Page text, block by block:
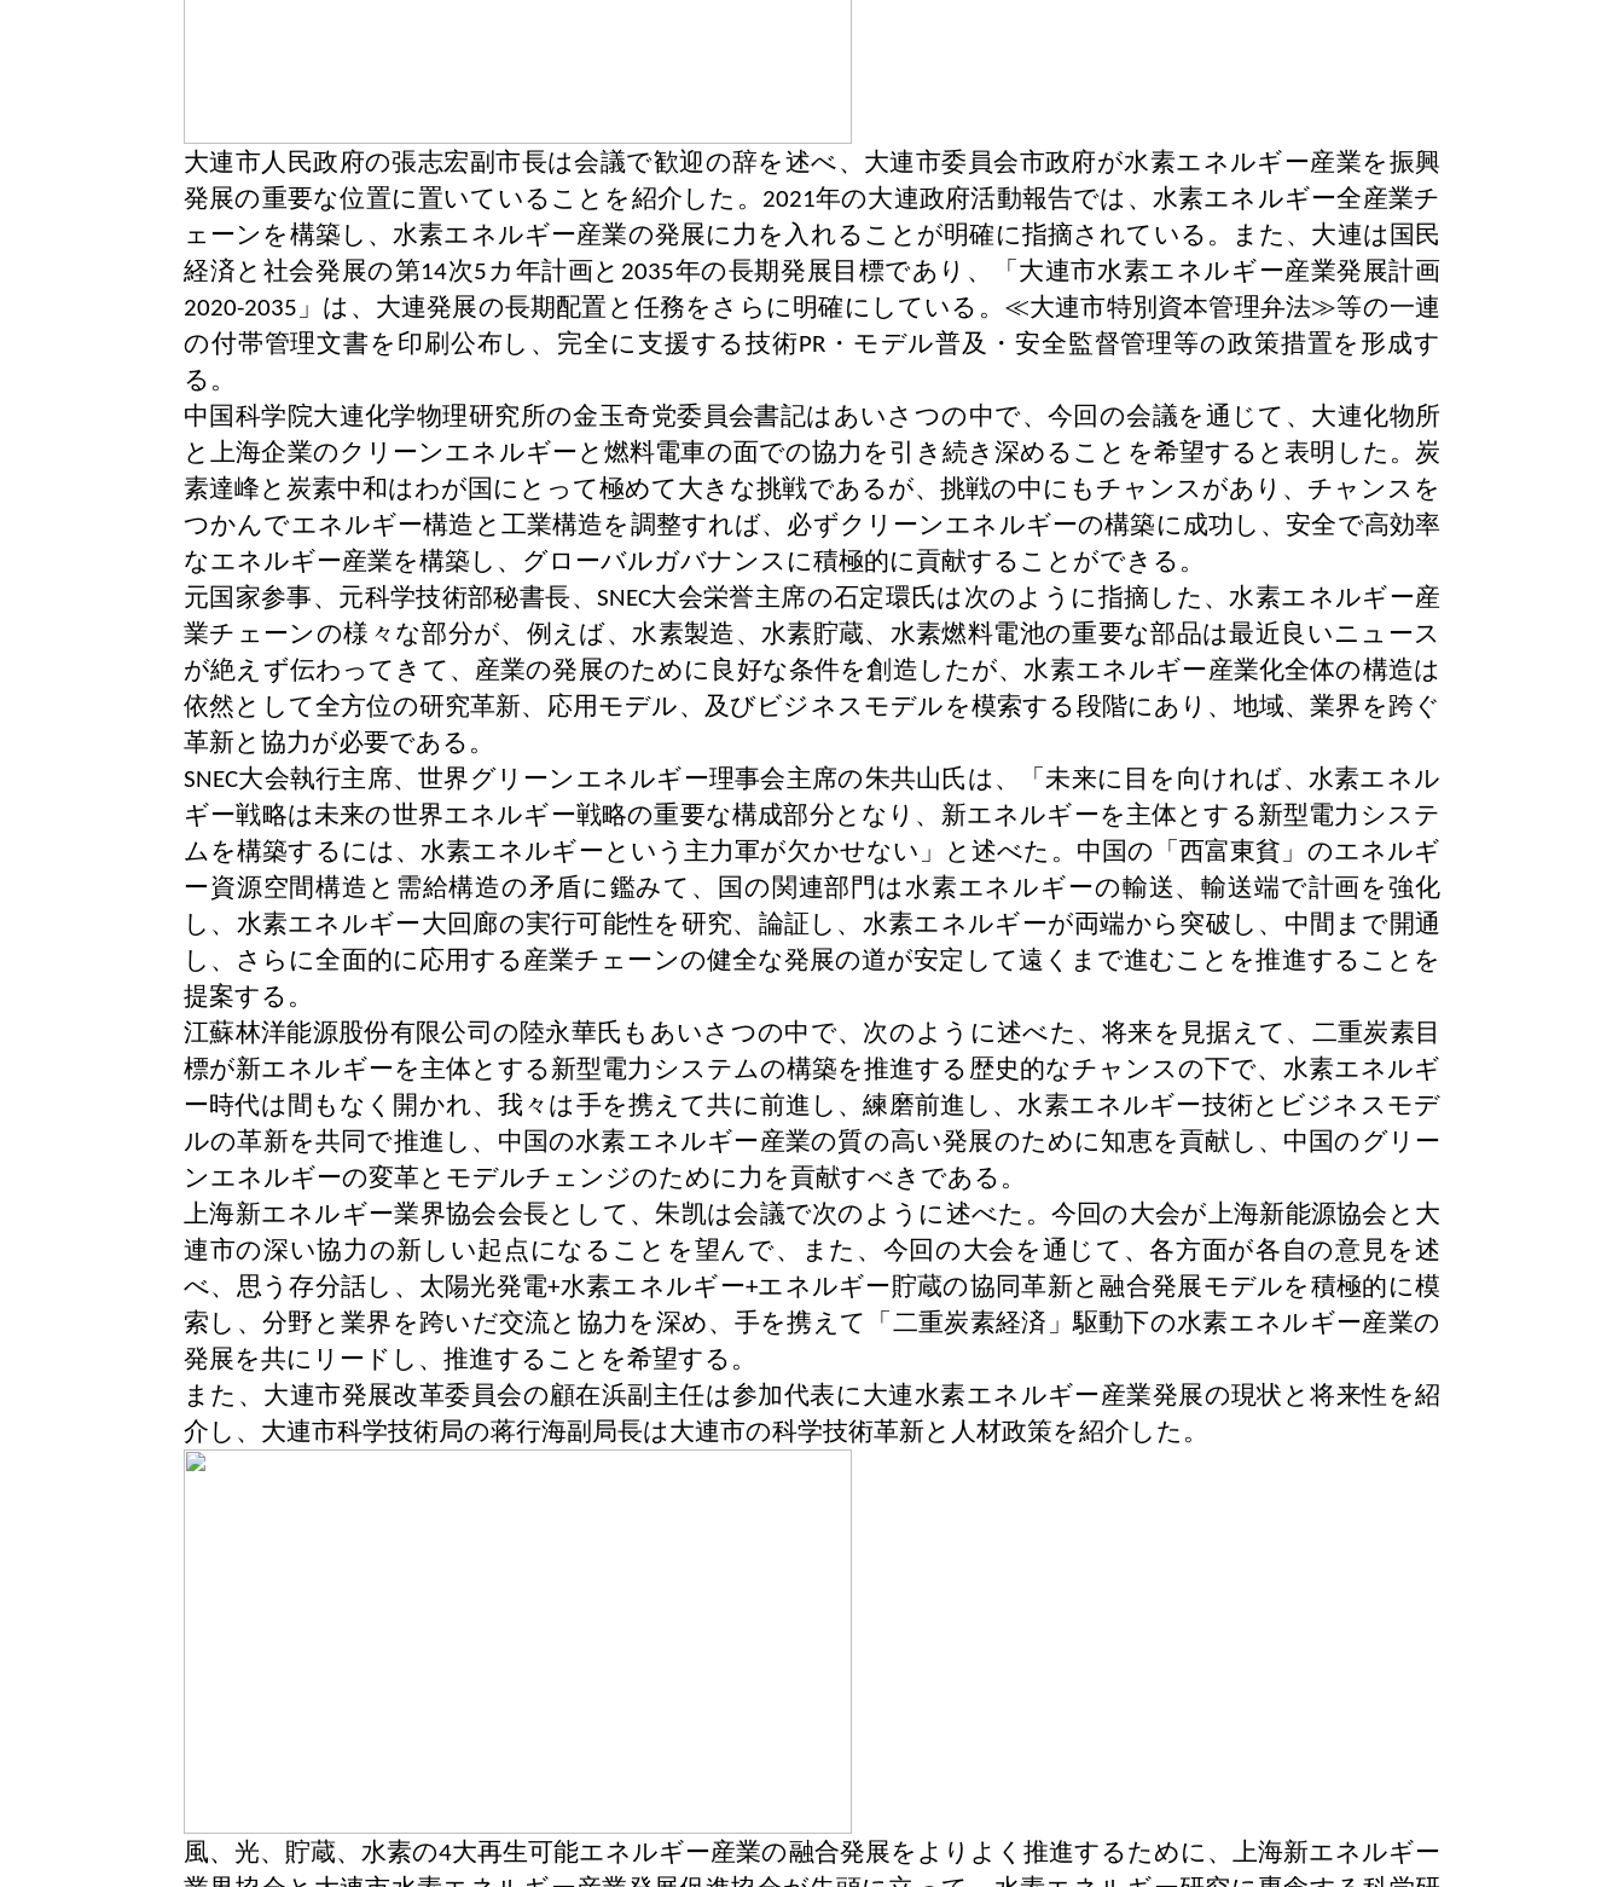
大連市人民政府の張志宏副市長は会議で歓迎の辞を述べ、大連市委員会市政府が水素エネルギー産業を振興
発展の重要な位置に置いていることを紹介した。
2021年の大連政府活動報告では、水素エネルギー全産業チ
ェーンを構築し、水素エネルギー産業の発展に力を入れることが明確に指摘されている。また、大連は国民
経済と社会発展の第14次5カ年計画と 2035年の長期発展目標であり、「大連市水素エネルギー産業発展計画
2020-2035 」は、大連発展の長期配置と任務をさらに明確にしている。≪大連市特別資本管理弁法≫等の一連
の付帯管理文書を印刷公布し、完全に支援する技術PR ・モデル普及・安全監督管理等の政策措置を形成す
る。
中国科学院大連化学物理研究所の金玉奇党委員会書記はあいさつの中で、今回の会議を通じて、大連化物所
と上海企業のクリーンエネルギーと燃料電車の面での協力を引き続き深めることを希望すると表明した。炭
素達峰と炭素中和はわが国にとって極めて大きな挑戦であるが、挑戦の中にもチャンスがあり、チャンスを
つかんでエネルギー構造と工業構造を調整すれば、必ずクリーンエネルギーの構築に成功し、安全で高効率
なエネルギー産業を構築し、グローバルガバナンスに積極的に貢献することができる。
元国家参事、元科学技術部秘書長、 SNEC大会栄誉主席の石定環氏は次のように指摘した、水素エネルギー産
業チェーンの様々な部分が、例えば、水素製造、水素貯蔵、水素燃料電池の重要な部品は最近良いニュース
が絶えず伝わってきて、産業の発展のために良好な条件を創造したが、水素エネルギー産業化全体の構造は
依然として全方位の研究革新、応用モデル、及びビジネスモデルを模索する段階にあり、地域、業界を跨ぐ
革新と協力が必要である。
SNEC大会執行主席、世界グリーンエネルギー理事会主席の朱共山氏は、「未来に目を向ければ、水素エネル
ギー戦略は未来の世界エネルギー戦略の重要な構成部分となり、新エネルギーを主体とする新型電力システ
ムを構築するには、水素エネルギーという主力軍が欠かせない」と述べた。中国の「西富東貧」のエネルギ
ー資源空間構造と需給構造の矛盾に鑑みて、国の関連部門は水素エネルギーの輸送、輸送端で計画を強化
し、水素エネルギー大回廊の実行可能性を研究、論証し、水素エネルギーが両端から突破し、中間まで開通
し、さらに全面的に応用する産業チェーンの健全な発展の道が安定して遠くまで進むことを推進することを
提案する。
江蘇林洋能源股份有限公司の陸永華氏もあいさつの中で、次のように述べた、将来を見据えて、二重炭素目
標が新エネルギーを主体とする新型電力システムの構築を推進する歴史的なチャンスの下で、水素エネルギ
ー時代は間もなく開かれ、我々は手を携えて共に前進し、練磨前進し、水素エネルギー技術とビジネスモデ
ルの革新を共同で推進し、中国の水素エネルギー産業の質の高い発展のために知恵を貢献し、中国のグリー
ンエネルギーの変革とモデルチェンジのために力を貢献すべきである。
上海新エネルギー業界協会会長として、朱凯は会議で次のように述べた。今回の大会が上海新能源協会と大
連市の深い協力の新しい起点になることを望んで、また、今回の大会を通じて、各方面が各自の意見を述
べ、思う存分話し、太陽光発電+水素エネルギー+エネルギー貯蔵の協同革新と融合発展モデルを積極的に模
索し、分野と業界を跨いだ交流と協力を深め、手を携えて「二重炭素経済」駆動下の水素エネルギー産業の
発展を共にリードし、推進することを希望する。
また、大連市発展改革委員会の顧在浜副主任は参加代表に大連水素エネルギー産業発展の現状と将来性を紹
介し、大連市科学技術局の蒋行海副局長は大連市の科学技術革新と人材政策を紹介した。
風、光、貯蔵、水素の4大再生可能エネルギー産業の融合発展をよりよく推進するために、上海新エネルギー